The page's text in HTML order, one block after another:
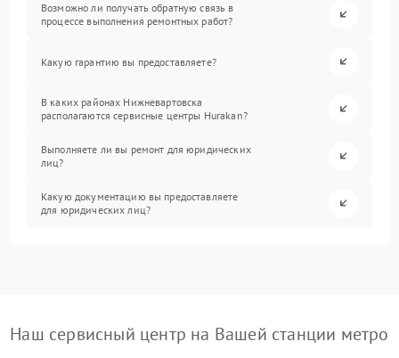
Возможно ли получать обратную связь в
процессе выполнения ремонтных работ?
Какую гарантию вы предоставляете?
В каких районах Нижневартовска
располагаются сервисные центры Hurakan?
Выполняете ли вы ремонт для юридических
лиц?
Какую документацию вы предоставляете
для юридических лиц?
Наш сервисный центр на Вашей станции метро